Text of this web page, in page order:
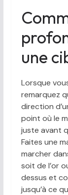
une
Lorsque
remarquez
direction
point où le
juste avant
Faites une
marcher
soit de l’or
dessus et
jusqu’à ce